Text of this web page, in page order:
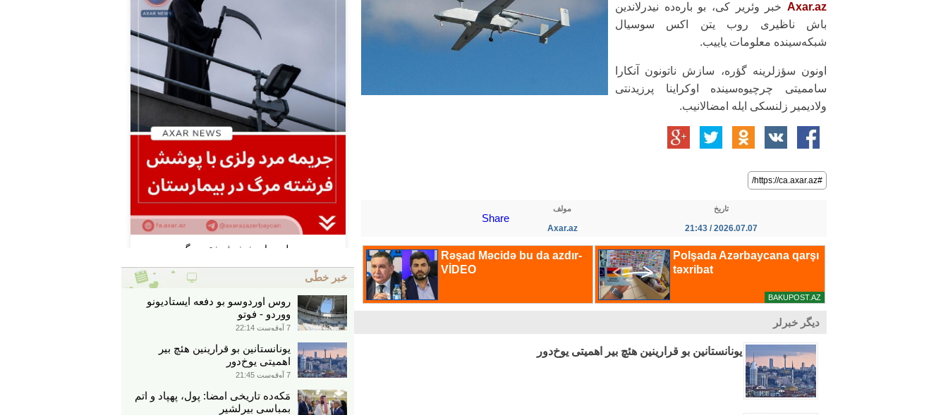
Axar.az خبر وئریر کی، بو باره‌ده نیدرلاندین
باش ناظیری روب یتن اکس سوسیال
شبکه‌سینده معلومات یاییب.
اونون سؤزلرینه گؤره، سازش ناتونون آنکارا
ساممیتی چرچیوه‌سینده اوکراینا پرزیدنتی
ولادیمیر زلنسکی ایله امضالانیب.
#https://ca.axar.az/
تاریخ
2026.07.07 / 21:43
مولف
Axar.az
Share
دیگر خبرلر
یونانستانین بو قرارینین هئچ بیر اهمیتی یوخ‌دور
خبر خطّی
روس اوردوسو بو دفعه ایستادیونو
ووردو - فوتو
7 آوقوست 22:14
یونانستانین بو قرارینین هئچ بیر
اهمیتی یوخ‌دور
7 آوقوست 21:45
مَکه‌ده تاریخی امضا: پول، پهپاد و اتم
بمباسی بیرلشیر